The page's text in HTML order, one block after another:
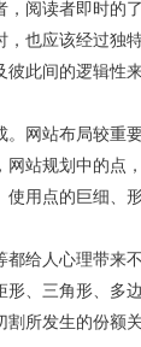
阅读者即时的
也应该经过独
此间的逻辑性来
网站布局较重
站规划中的点
用点的巨细、
给人心理带来
、三角形、多
所发生的份额